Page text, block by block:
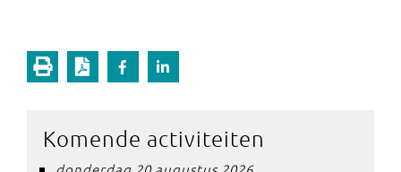
Komende activiteiten